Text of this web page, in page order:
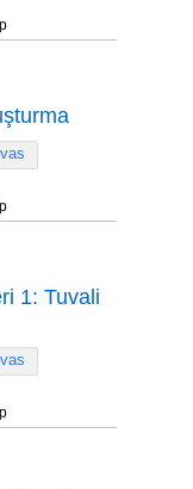
p
p
1: Tuvali
p